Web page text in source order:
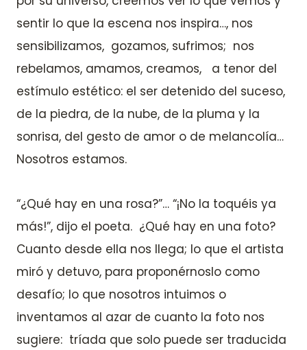
sentir lo que la escena nos inspira…, nos
sensibilizamos, gozamos, sufrimos; nos
rebelamos, amamos, creamos, a tenor del
estímulo estético: el ser detenido del suceso,
de la piedra, de la nube, de la pluma y la
sonrisa, del gesto de amor o de melancolía…
Nosotros estamos.
“¿Qué hay en una rosa?”… “¡No la toquéis ya
más!”, dijo el poeta. ¿Qué hay en una foto?
Cuanto desde ella nos llega; lo que el artista
miró y detuvo, para proponérnoslo como
desafío; lo que nosotros intuimos o
inventamos al azar de cuanto la foto nos
sugiere: tríada que solo puede ser traducida